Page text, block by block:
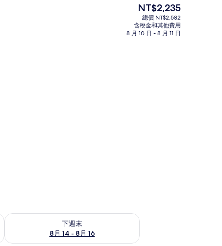
隔音、免費無線上網、床單
目
前
的
價
NT$2,235
總價 NT$2,582
含稅金和其他費用
8 月 10 日 - 8 月 11 日
下週末
8月 14 - 8月 16
查看下週末 (8月 14 - 8月 16) 的供應情況